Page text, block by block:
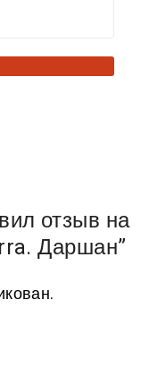
отзыв на
Даршан”